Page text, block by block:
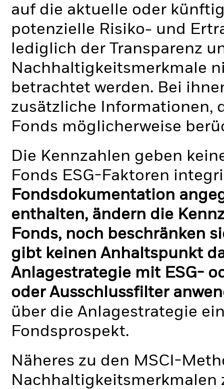
auf die aktuelle oder
potenzielle Risiko- und
lediglich der Transparenz
Nachhaltigkeitsmerkmale
betrachtet werden. Bei
zusätzliche Informationen,
Fonds möglicherweise
Die Kennzahlen geben
Fonds ESG-Faktoren
Fondsdokumentation
enthalten, ändern die
Fonds, noch beschränken
gibt keinen Anhaltspunkt
Anlagestrategie mit ESG-
oder Ausschlussfilter
über die Anlagestrategie
Fondsprospekt.
Näheres zu den MSCI-
Nachhaltigkeitsmerkmalen